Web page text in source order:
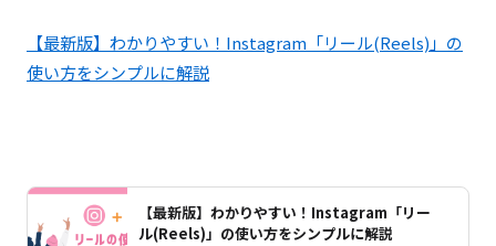
【最新版】わかりやすい！Instagram「リール(Reels)」の
使い方をシンプルに解説
【最新版】わかりやすい！Instagram「リー
ル(Reels)」の使い方をシンプルに解説